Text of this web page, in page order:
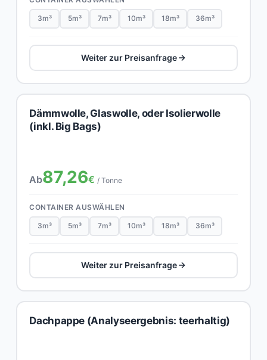
3m³ 5m³ 7m³ 10m³ 18m³ 36m³
Weiter zur Preisanfrage
Dämmwolle, Glaswolle, oder Isolierwolle
(inkl. Big Bags)
Ab87,26€ / Tonne
CONTAINER AUSWÄHLEN
3m³ 5m³ 7m³ 10m³ 18m³ 36m³
Weiter zur Preisanfrage
Dachpappe (Analyseergebnis: teerhaltig)